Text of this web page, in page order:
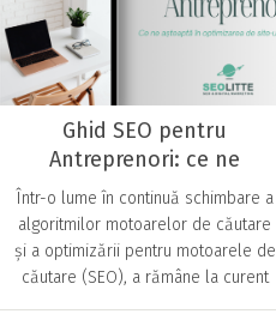
Ghid SEO pentru
Antreprenori: ce ne
așteaptă în 2024?
Într-o lume în continuă schimbare a
algoritmilor motoarelor de căutare
și a optimizării pentru motoarele de
căutare (SEO), a rămâne la curent